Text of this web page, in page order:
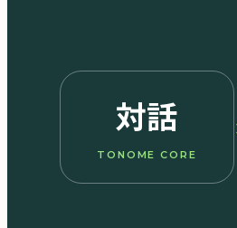
対話
TONOME CORE